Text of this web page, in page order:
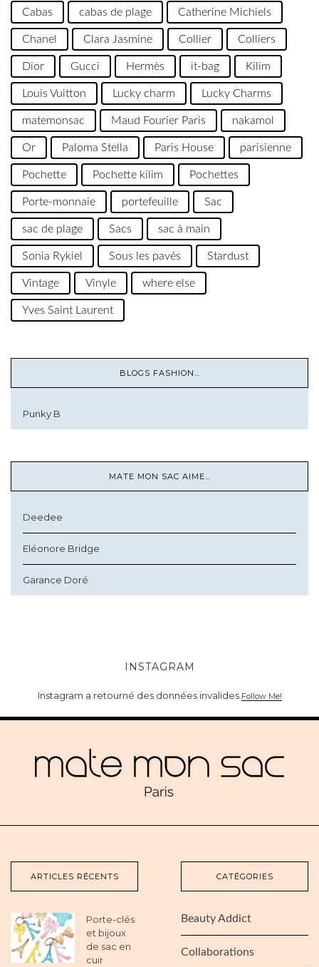
Cabas cabas de plage Catherine Michiels
Chanel Clara Jasmine Collier Colliers
Dior Gucci Hermès it-bag Kilim
Louis Vuitton Lucky charm Lucky Charms
matemonsac Maud Fourier Paris nakamol
Or Paloma Stella Paris House parisienne
Pochette Pochette kilim Pochettes
Porte-monnaie portefeuille Sac
sac de plage Sacs sac à main
Sonia Rykiel Sous les pavés Stardust
Vintage Vinyle where else
Yves Saint Laurent
BLOGS FASHION…
Punky B
MATE MON SAC AIME…
Deedee
Eléonore Bridge
Garance Doré
INSTAGRAM
Instagram a retourné des données invalides.Follow Me!
ARTICLES RÉCENTS
Porte-clés
et bijoux
de sac en
cuir
CATÉGORIES
Beauty Addict
Collaborations